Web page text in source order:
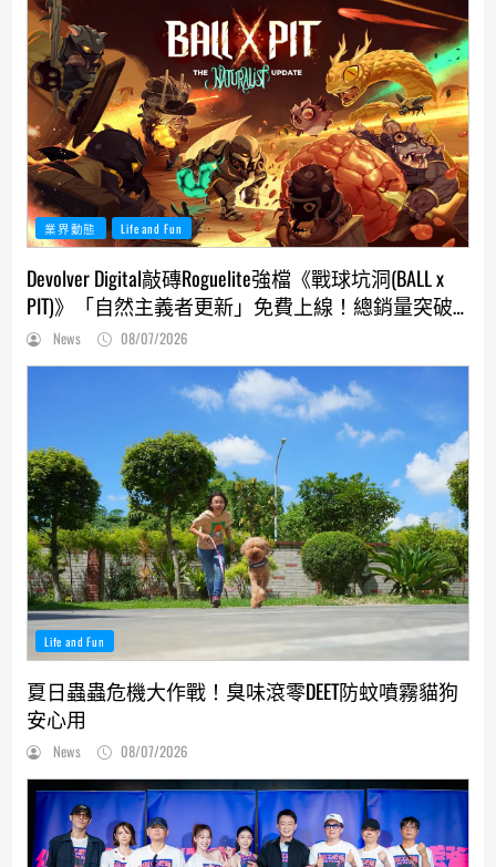
業界動態 Life and Fun
Devolver Digital敲磚Roguelite強檔《戰球坑洞(BALL x
PIT)》「自然主義者更新」免費上線！總銷量突破
200萬份，遊戲史低66折熱銷中
News 08/07/2026
Life and Fun
夏日蟲蟲危機大作戰！臭味滾零DEET防蚊噴霧貓狗
安心用
News 08/07/2026